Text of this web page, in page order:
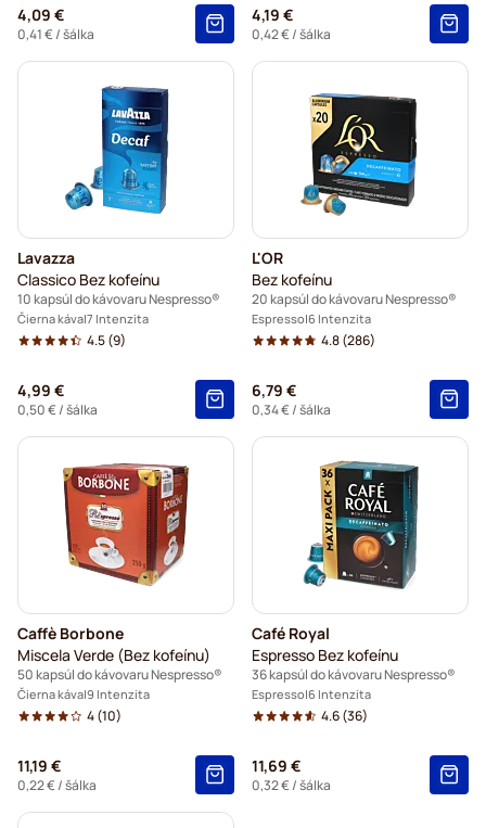
4,09 €
0,41 €/ šálka
4,19 €
0,42 €/ šálka
Lavazza
Classico Bez kofeínu
10 kapsúl do kávovaru Nespresso®
Čierna káva 7 Intenzita
4.5(9)
4,99 €
0,50 €/ šálka
L'OR
Bez kofeínu
20 kapsúl do kávovaru Nespresso®
Espresso 6 Intenzita
4.8(286)
6,79 €
0,34 €/ šálka
Caffè Borbone
Miscela Verde (Bez kofeínu)
50 kapsúl do kávovaru Nespresso®
Čierna káva 9 Intenzita
4(10)
11,19 €
0,22 €/ šálka
Café Royal
Espresso Bez kofeínu
36 kapsúl do kávovaru Nespresso®
Espresso 6 Intenzita
4.6(36)
11,69 €
0,32 €/ šálka